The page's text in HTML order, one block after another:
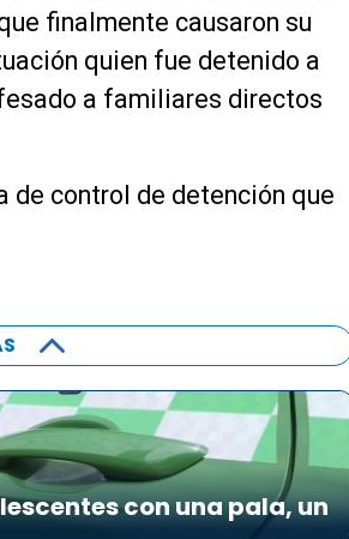
finalmente causaron su
quien fue detenido a
a familiares directos
de control de detención que
con una pala, un